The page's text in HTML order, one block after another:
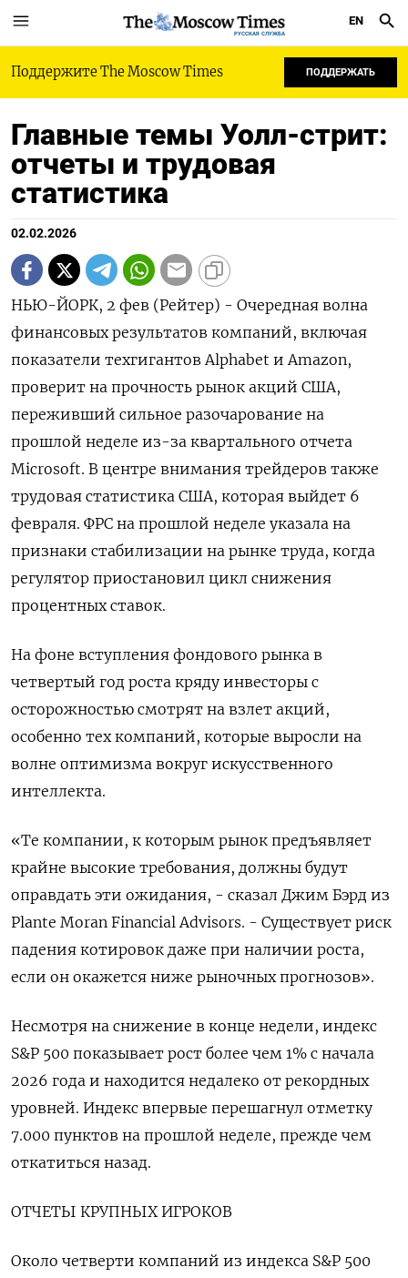
РУССКАЯ СЛУЖБА
EN
Поддержите The Moscow Times ПОДДЕРЖАТЬ
Главные темы Уолл-стрит:
отчеты и трудовая
статистика
02.02.2026
НЬЮ-ЙОРК, 2 фев (Рейтер) - Очередная волна
финансовых результатов компаний, включая
показатели техгигантов Alphabet и Amazon,
проверит на прочность рынок акций США,
переживший сильное разочарование на
прошлой неделе из-за квартального отчета
Microsoft. В центре внимания трейдеров также
трудовая статистика США, которая выйдет 6
февраля. ФРС ⁠на прошлой неделе указала на
признаки стабилизации на рынке труда, когда
регулятор приостановил цикл снижения
процентных ставок.
На фоне вступления фондового рынка в
четвертый год роста кряду инвесторы с
осторожностью смотрят на взлет акций,
особенно тех компаний, которые выросли на
волне оптимизма вокруг искусственного
⁠интеллекта.
«Те компании, к которым рынок ​предъявляет
крайне высокие требования, должны будут
оправдать эти ожидания, - сказал ⁠Джим Бэрд из
Plante Moran Financial Advisors. - Существует риск
падения котировок даже при наличии роста,
если он окажется ниже рыночных прогнозов».
Несмотря на снижение в ⁠конце недели, индекс
S&P 500 показывает рост более чем 1% с начала
2026 года и находится недалеко от рекордных
‌уровней. Индекс впервые перешагнул отметку
7.000 пунктов на прошлой неделе, прежде чем
откатиться назад.
ОТЧЕТЫ КРУПНЫХ ИГРОКОВ
Около ‍четверти компаний из индекса S&P 500